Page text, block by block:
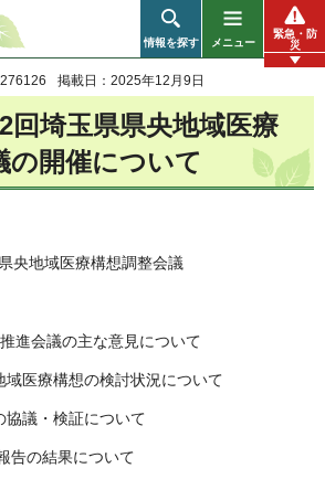
情報を探す メニュー
緊急・防
災
掲載日：2025年12月9日
回埼玉県県央地域医療
の開催について
央地域医療構想調整会議
進会議の主な意見について
医療構想の検討状況について
議・検証について
告の結果について